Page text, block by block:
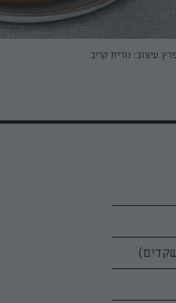
עיצוב: נורית קריב